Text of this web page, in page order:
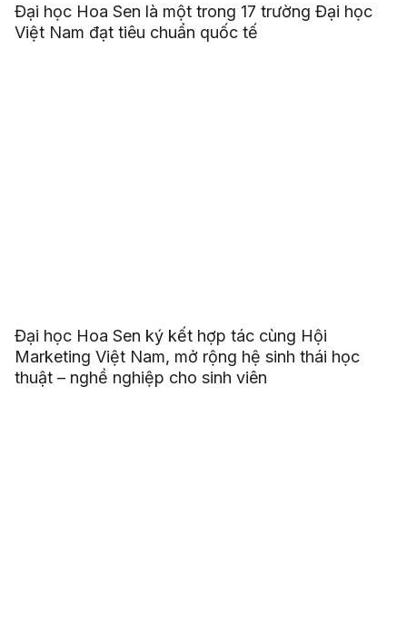
Đại học Hoa Sen là một trong 17 trường Đại học
Việt Nam đạt tiêu chuẩn quốc tế
Đại học Hoa Sen ký kết hợp tác cùng Hội
Marketing Việt Nam, mở rộng hệ sinh thái học
thuật – nghề nghiệp cho sinh viên